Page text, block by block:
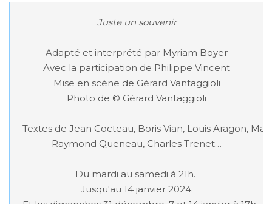
Juste un souvenir
Adapté et interprété par Myriam Boyer
Avec la participation de Philippe Vincent
Mise en scène de Gérard Vantaggioli
Photo de © Gérard Vantaggioli
Textes de Jean Cocteau, Boris Vian, Louis Aragon,
Raymond Queneau, Charles Trenet…
Du mardi au samedi à 21h.
Jusqu'au 14 janvier 2024.